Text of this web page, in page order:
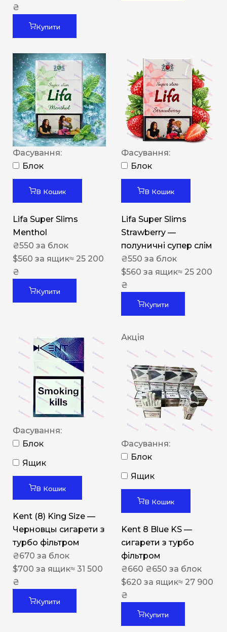
₴
Купити
Фасування:
Блок
В Кошик
Lifa Super Slims
Menthol
₴550 за блок
$560 за ящик≈ 25 200
₴
Купити
Фасування:
Блок
В Кошик
Lifa Super Slims
Strawberry —
полуничні супер слім
₴550 за блок
$560 за ящик≈ 25 200
₴
Купити
Фасування:
Блок
Ящик
В Кошик
Kent (8) King Size —
Черновцы сигарети з
турбо фільтром
₴670 за блок
$700 за ящик≈ 31 500
₴
Купити
Акція
Фасування:
Блок
Ящик
В Кошик
Kent 8 Blue KS —
сигарети з турбо
фільтром
₴660 ₴650 за блок
$620 за ящик≈ 27 900
₴
Купити